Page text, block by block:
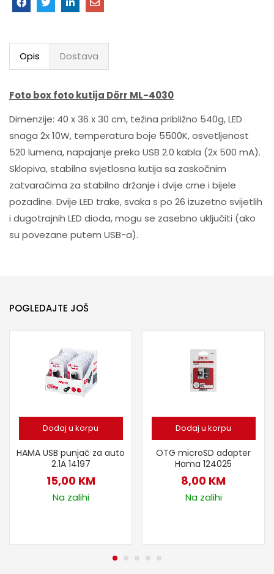
Opis Dostava
Foto box foto kutija Dörr ML-4030
Dimenzije: 40 x 36 x 30 cm, težina približno 540g, LED
snaga 2x 10W, temperatura boje 5500K, osvetljenost
520 lumena, napajanje preko USB 2.0 kabla (2x 500 mA).
Sklopiva, stabilna svjetlosna kutija sa zaskočnim
zatvaračima za stabilno držanje i dvije crne i bijele
pozadine. Dvije LED trake, svaka s po 26 izuzetno svijetlih
i dugotrajnih LED dioda, mogu se zasebno uključiti (ako
su povezane putem USB-a).
POGLEDAJTE JOŠ
Dodaj u korpu
HAMA USB punjač za auto
2.1A 14197
15,00 KM
Na zalihi
Dodaj u korpu
OTG microSD adapter
Hama 124025
8,00 KM
Na zalihi